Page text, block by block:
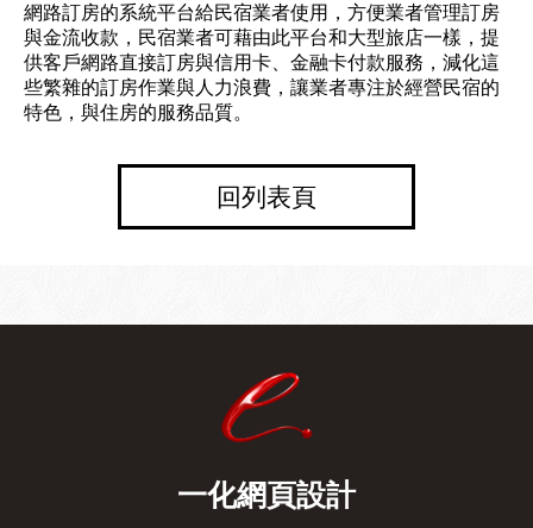
網路訂房的系統平台給民宿業者使用，方便業者管理訂房
與金流收款，民宿業者可藉由此平台和大型旅店一樣，提
供客戶網路直接訂房與信用卡、金融卡付款服務，減化這
些繁雜的訂房作業與人力浪費，讓業者專注於經營民宿的
特色，與住房的服務品質。
回列表頁
一化網頁設計